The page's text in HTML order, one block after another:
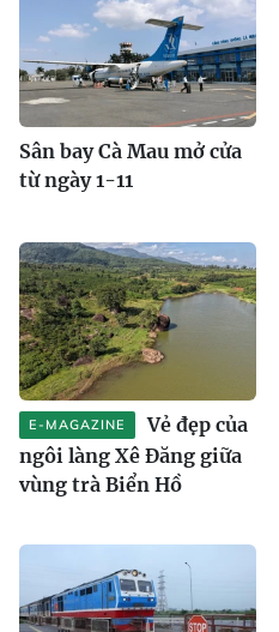
Sân bay Cà Mau mở cửa
từ ngày 1-11
E-MAGAZINE
Vẻ đẹp của
ngôi làng Xê Đăng giữa
vùng trà Biển Hồ